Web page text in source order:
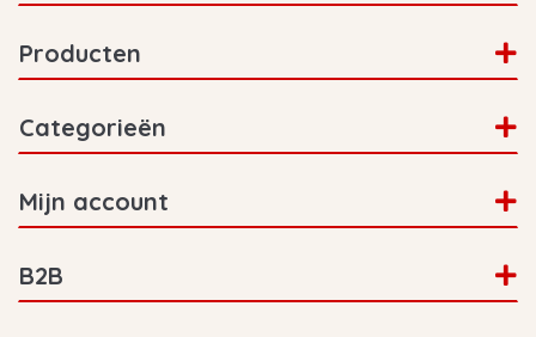
Producten
Categorieën
Mijn account
B2B